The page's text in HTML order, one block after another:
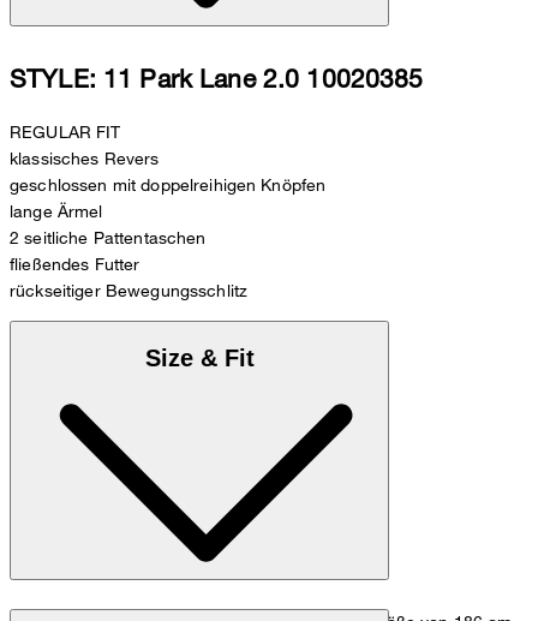
STYLE: 11 Park Lane 2.0 10020385
REGULAR FIT
klassisches Revers
geschlossen mit doppelreihigen Knöpfen
lange Ärmel
2 seitliche Pattentaschen
fließendes Futter
rückseitiger Bewegungsschlitz
Size & Fit